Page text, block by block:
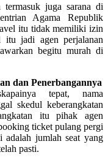
juga sarana di
Agama Republik
itu tidak memiliki izin
itu jadi agen perjalanan
begitu murah di
dan Penerbangannya
tepat, nama
skedul keberangkatan
itu pihak agen
ticket pulang pergi
adalah jumlah seat yang
pasti.